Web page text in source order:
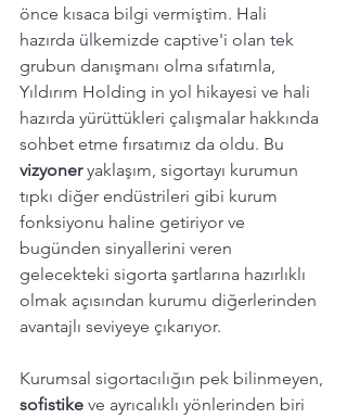
önce kısaca bilgi vermiştim. Hali
hazırda ülkemizde captive'i olan tek
grubun danışmanı olma sıfatımla,
Yıldırım Holding in yol hikayesi ve hali
hazırda yürüttükleri çalışmalar hakkında
sohbet etme fırsatımız da oldu. Bu
vizyoner yaklaşım, sigortayı kurumun
tıpkı diğer endüstrileri gibi kurum
fonksiyonu haline getiriyor ve
bugünden sinyallerini veren
gelecekteki sigorta şartlarına hazırlıklı
olmak açısından kurumu diğerlerinden
avantajlı seviyeye çıkarıyor.
Kurumsal sigortacılığın pek bilinmeyen,
sofistike ve ayrıcalıklı yönlerinden biri